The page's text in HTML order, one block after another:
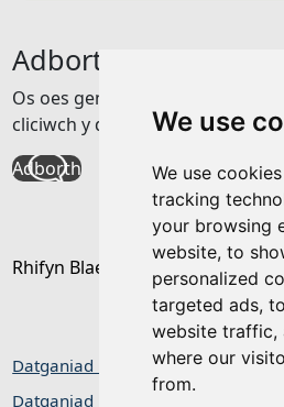
We use
We use
tracking
your browsing
website, to
personalized
targeted ads,
website traffic,
where our
from.
Adborth
Os oes gennych unrhyw
cliciwch y ddolen isod
Adborth
Rhifyn Blaenorol
Datganiad hygyrchedd
Datganiad Preifatrwydd / Cwcis